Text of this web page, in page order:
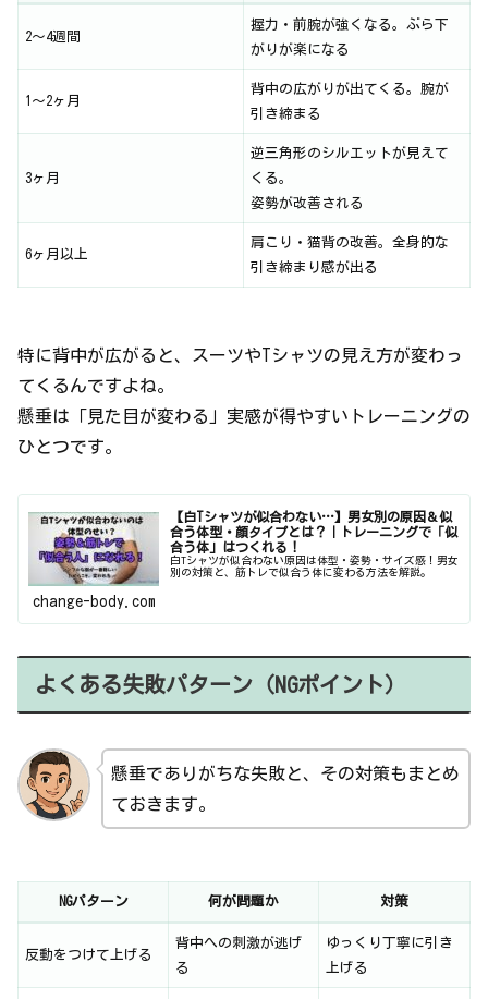
2〜4週間
握力・前腕が強くなる。ぶら下
がりが楽になる
1〜2ヶ月
背中の広がりが出てくる。腕が
引き締まる
3ヶ月
逆三角形のシルエットが見えて
くる。
姿勢が改善される
6ヶ月以上
肩こり・猫背の改善。全身的な
引き締まり感が出る
特に背中が広がると、スーツやTシャツの見え方が変わっ
てくるんですよね。
懸垂は「見た目が変わる」実感が得やすいトレーニングの
ひとつです。
【白Tシャツが似合わない…】男女別の原因＆似
合う体型・顔タイプとは？｜トレーニングで「似
合う体」はつくれる！
白Tシャツが似合わない原因は体型・姿勢・サイズ感！男女
別の対策と、筋トレで似合う体に変わる方法を解説。
change-body.com
よくある失敗パターン（NGポイント）
懸垂でありがちな失敗と、その対策もまとめ
ておきます。
NGパターン 何が問題か 対策
反動をつけて上げる
背中への刺激が逃げ
る
ゆっくり丁寧に引き
上げる